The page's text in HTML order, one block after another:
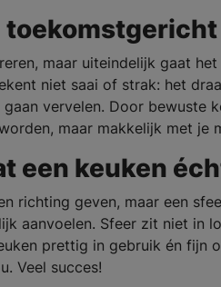
toekomstgericht
maar uiteindelijk gaat
niet saai of strak: het
vervelen. Door bewuste
maar makkelijk met je
een keuken
richting geven, maar een
aanvoelen. Sfeer zit niet in
prettig in gebruik én fijn
Veel succes!